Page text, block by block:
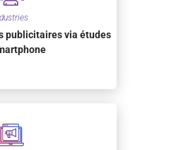
publicitaires via études